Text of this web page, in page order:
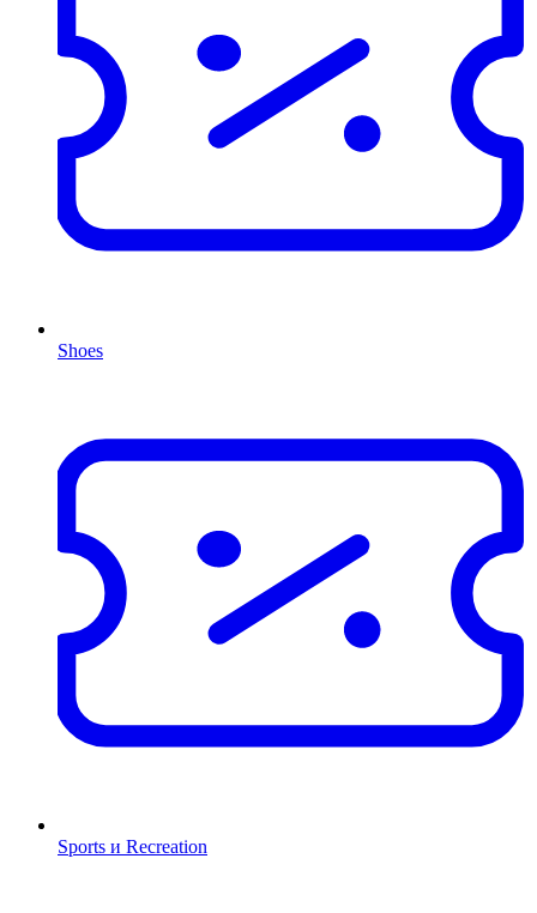
Shoes
Sports и Recreation